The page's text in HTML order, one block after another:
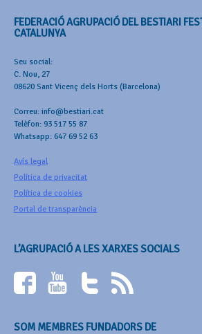
FEDERACIÓ AGRUPACIÓ DEL BESTIARI
CATALUNYA
Seu social:
C. Nou, 27
08620 Sant Vicenç dels Horts (Barcelona)
Correu: info@bestiari.cat
Telèfon: 93 517 55 87
Whatsapp: 647 69 52 63
Avís legal
Política de privacitat
Política de cookies
Portal de transparència
L’AGRUPACIÓ A LES XARXES SOCIALS
SOM MEMBRES FUNDADORS DE